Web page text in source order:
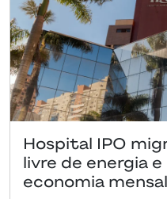
Hospital IPO
livre de energia
economia